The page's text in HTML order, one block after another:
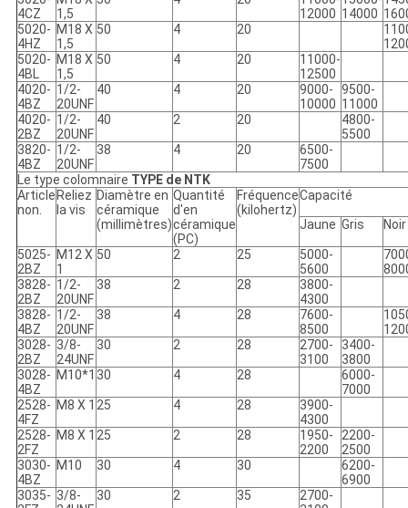
4CZ
1,5
12000 14000
5020-
4HZ
M18 X
1,5
50 4 20
5020-
4BL
M18 X
1,5
50 4 20
11000-
12500
4020-
4BZ
1/2-
20UNF
40 4 20
9000-
10000
9500-
11000
4020-
2BZ
1/2-
20UNF
40 2 20
4800-
5500
3820-
4BZ
1/2-
20UNF
38 4 20
6500-
7500
Le type colomnaire TYPE de NTK
Article
non.
Reliez
la vis
Diamètre en
céramique
(millimètres)
Quantité
d'en
céramique
(PC)
Fréquence
(kilohertz)
Capacité
Jaune Gris Noir
5025-
2BZ
M12 X
1
50 2 25
5000-
5600
3828-
2BZ
1/2-
20UNF
38 2 28
3800-
4300
3828-
4BZ
1/2-
20UNF
38 4 28
7600-
8500
3028-
2BZ
3/8-
24UNF
30 2 28
2700-
3100
3400-
3800
3028-
4BZ
M10*1 30 4 28
6000-
7000
2528-
4FZ
M8 X 1 25 4 28
3900-
4300
2528-
2FZ
M8 X 1 25 2 28
1950-
2200
2200-
2500
3030-
4BZ
M10 30 4 30
6200-
6900
3035- 3/8-
30 2 35
2700-